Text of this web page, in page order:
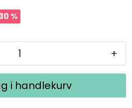
%
+
i handlekurv